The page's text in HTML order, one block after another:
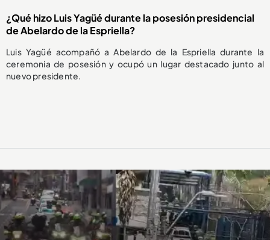
¿Qué hizo Luis Yagüé durante la posesión presidencial
de Abelardo de la Espriella?
Luis Yagüé acompañó a Abelardo de la Espriella durante la
ceremonia de posesión y ocupó un lugar destacado junto al
nuevo presidente.